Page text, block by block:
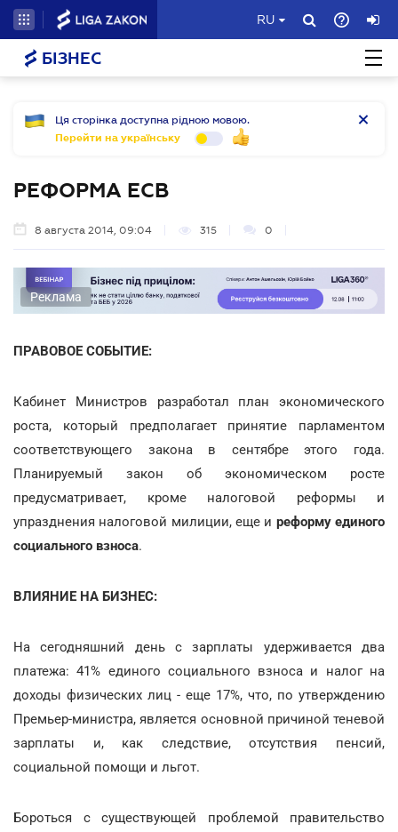
RU
БІЗНЕС
Ця сторінка доступна рідною мовою.
Перейти на українську
РЕФОРМА ЕСВ
8 августа 2014, 09:04 315 0
Реклама
ПРАВОВОЕ СОБЫТИЕ:
Кабинет Министров разработал план экономического
роста, который предполагает принятие парламентом
соответствующего закона в сентябре этого года.
Планируемый закон об экономическом росте
предусматривает, кроме налоговой реформы и
упразднения налоговой милиции, еще и реформу единого
социального взноса.
ВЛИЯНИЕ НА БИЗНЕС:
На сегодняшний день с зарплаты удерживается два
платежа: 41% единого социального взноса и налог на
доходы физических лиц - еще 17%, что, по утверждению
Премьер-министра, является основной причиной теневой
зарплаты и, как следствие, отсутствия пенсий,
социальной помощи и льгот.
Бороться с существующей проблемой правительство